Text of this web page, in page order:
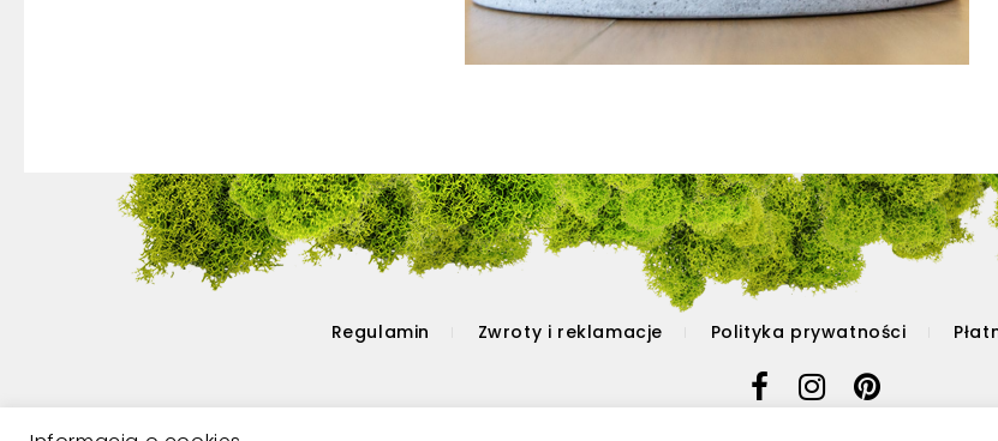
Regulamin Zwroty i reklamacje Polityka prywatności